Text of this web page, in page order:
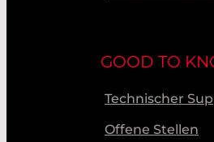
GOOD TO
Technischer
Offene Stellen